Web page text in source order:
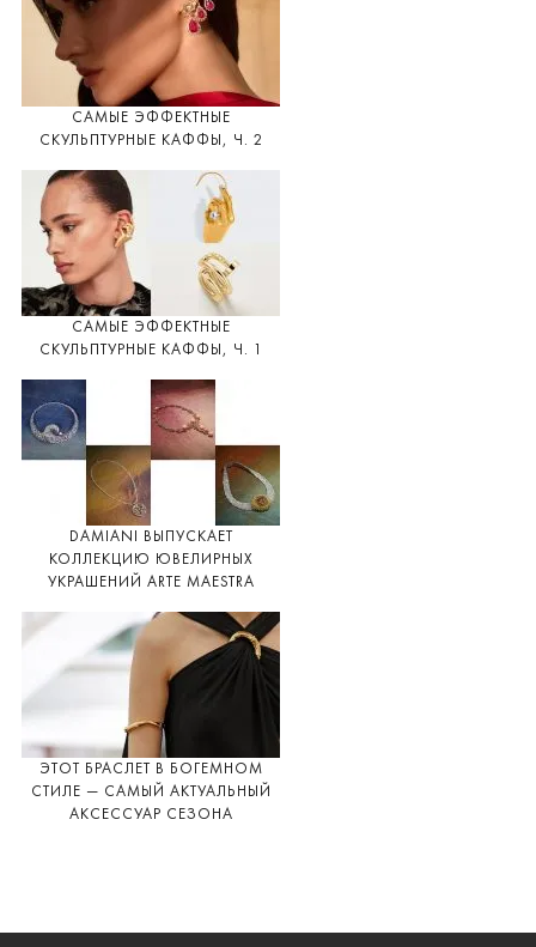
САМЫЕ ЭФФЕКТНЫЕ
СКУЛЬПТУРНЫЕ КАФФЫ, Ч. 2
САМЫЕ ЭФФЕКТНЫЕ
СКУЛЬПТУРНЫЕ КАФФЫ, Ч. 1
DAMIANI ВЫПУСКАЕТ
КОЛЛЕКЦИЮ ЮВЕЛИРНЫХ
УКРАШЕНИЙ ARTE MAESTRA
ЭТОТ БРАСЛЕТ В БОГЕМНОМ
СТИЛЕ — САМЫЙ АКТУАЛЬНЫЙ
АКСЕССУАР СЕЗОНА